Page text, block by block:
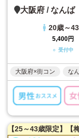
大阪府 / なんば
20歳～
5,400円
○ 受付中
大阪府×街コン な